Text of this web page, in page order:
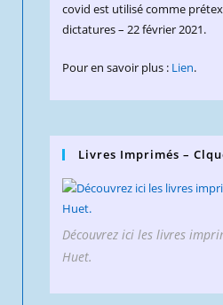
covid est utilisé comme
dictatures – 22 février 2021.
Pour en savoir plus : Lien.
Livres Imprimés –
Découvrez ici les livres
Huet.